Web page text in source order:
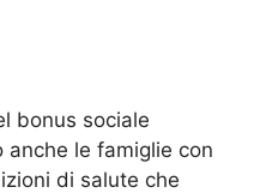
bonus sociale
le famiglie con
di salute che